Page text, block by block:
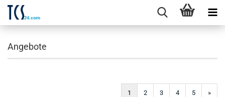
Angebote
1 2 3 4 5 »